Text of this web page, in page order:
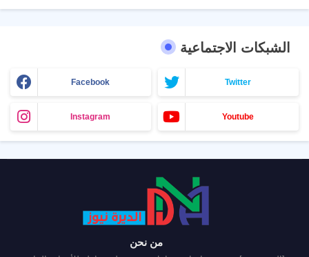
الشبكات الاجتماعية
Facebook Twitter
Instagram Youtube
من نحن